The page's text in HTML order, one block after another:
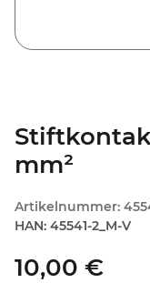
mm²
Artikelnummer:
HAN: 45541-2_M-V
10,00 €